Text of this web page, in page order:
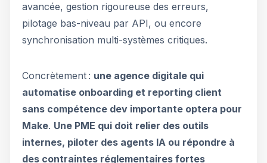
avancée, gestion rigoureuse des erreurs,
pilotage bas-niveau par API, ou encore
synchronisation multi-systèmes critiques.
Concrètement : une agence digitale qui
automatise onboarding et reporting client
sans compétence dev importante optera pour
Make. Une PME qui doit relier des outils
internes, piloter des agents IA ou répondre à
des contraintes réglementaires fortes